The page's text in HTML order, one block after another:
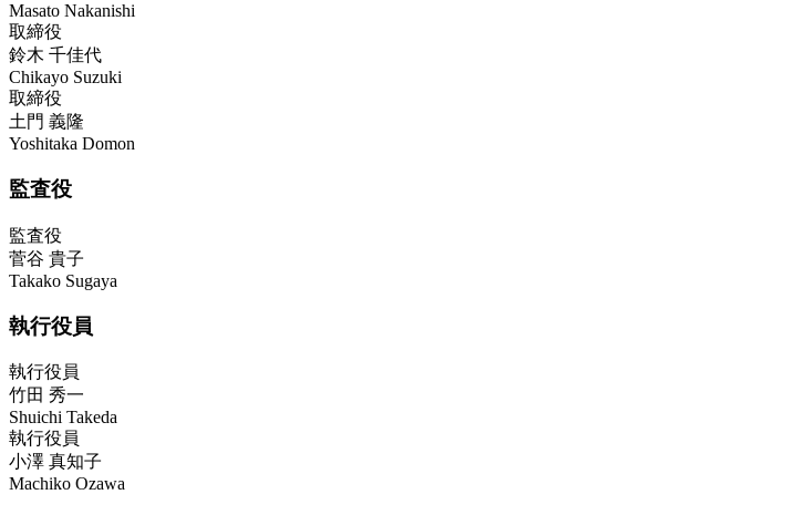
Masato Nakanishi
取締役
鈴木 千佳代
Chikayo Suzuki
取締役
土門 義隆
Yoshitaka Domon
監査役
監査役
菅谷 貴子
Takako Sugaya
執行役員
執行役員
竹田 秀一
Shuichi Takeda
執行役員
小澤 真知子
Machiko Ozawa